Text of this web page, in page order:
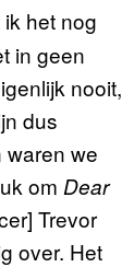
het nog
in geen
nooit,
dus
we
om Dear
Trevor
over. Het